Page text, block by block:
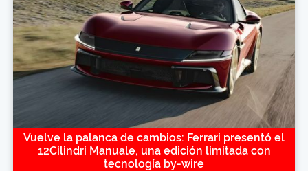
Vuelve la palanca de cambios: Ferrari presentó el
12Cilindri Manuale, una edición limitada con
tecnología by-wire